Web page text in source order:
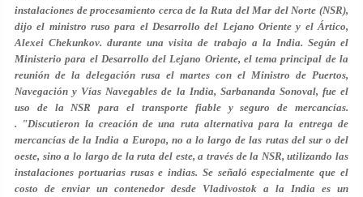
instalaciones de procesamiento cerca de la Ruta del Mar del Norte (NSR),
dijo el ministro ruso para el Desarrollo del Lejano Oriente y el Ártico,
Alexei Chekunkov. durante una visita de trabajo a la India. Según el
Ministerio para el Desarrollo del Lejano Oriente, el tema principal de la
reunión de la delegación rusa el martes con el Ministro de Puertos,
Navegación y Vías Navegables de la India, Sarbananda Sonoval, fue el
uso de la NSR para el transporte fiable y seguro de mercancías.
. "Discutieron la creación de una ruta alternativa para la entrega de
mercancías de la India a Europa, no a lo largo de las rutas del sur o del
oeste, sino a lo largo de la ruta del este, a través de la NSR, utilizando las
instalaciones portuarias rusas e indias. Se señaló especialmente que el
costo de enviar un contenedor desde Vladivostok a la India es un